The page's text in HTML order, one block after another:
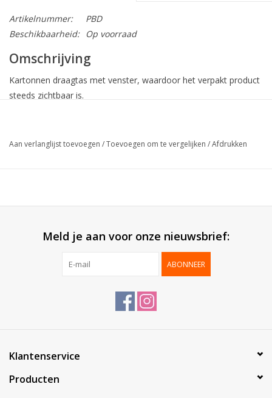
Artikelnummer:
PBD
Beschikbaarheid:
Op voorraad
Omschrijving
Kartonnen draagtas met venster, waardoor het verpakt product
steeds zichtbaar is.
Formaat:
18.3x8x19cm
Verpakt per:
60 stuks
Aan verlanglijst toevoegen /Toevoegen om te vergelijken /Afdrukken
Meld je aan voor onze nieuwsbrief:
ABONNEER
Klantenservice
Producten